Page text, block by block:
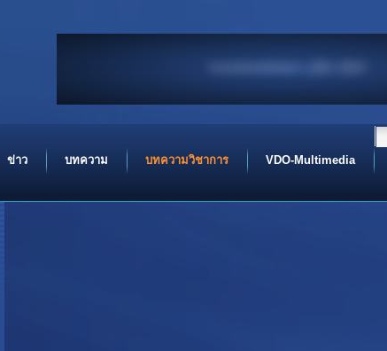
ข่าว บทความ บทความวิชาการ VDO-Multimedia